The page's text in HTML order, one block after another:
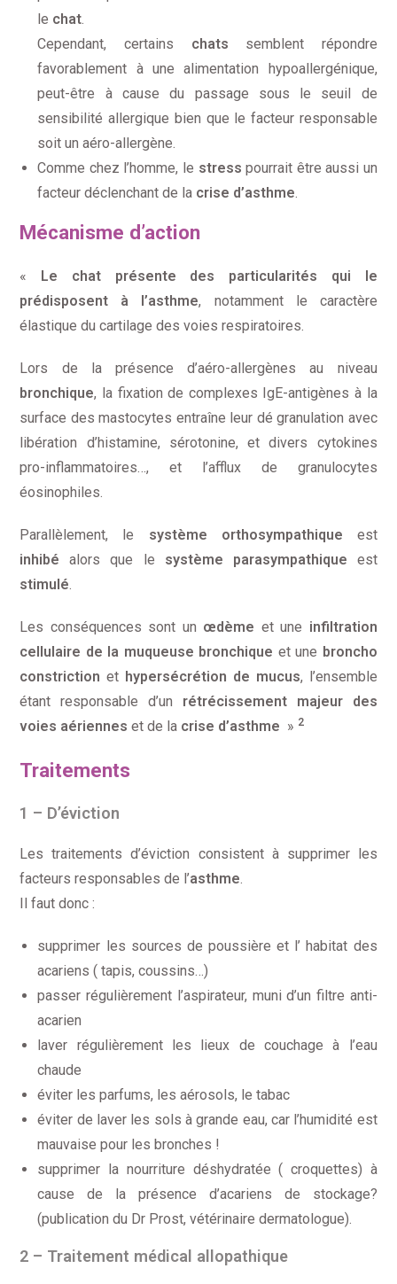
le chat.
Cependant, certains chats semblent répondre
favorablement à une alimentation hypoallergénique,
peut-être à cause du passage sous le seuil de
sensibilité allergique bien que le facteur responsable
soit un aéro-allergène.
Comme chez l’homme, le stress pourrait être aussi un
facteur déclenchant de la crise d’asthme.
Mécanisme d’action
« Le chat présente des particularités qui le
prédisposent à l’asthme, notamment le caractère
élastique du cartilage des voies respiratoires.
Lors de la présence d’aéro-allergènes au niveau
bronchique, la fixation de complexes IgE-antigènes à la
surface des mastocytes entraîne leur dé granulation avec
libération d’histamine, sérotonine, et divers cytokines
pro-inflammatoires…, et l’afflux de granulocytes
éosinophiles.
Parallèlement, le système orthosympathique est
inhibé alors que le système parasympathique est
stimulé.
Les conséquences sont un œdème et une infiltration
cellulaire de la muqueuse bronchique et une broncho
constriction et hypersécrétion de mucus, l’ensemble
étant responsable d’un rétrécissement majeur des
voies aériennes et de la crise d’asthme » 2
Traitements
1 – D’éviction
Les traitements d’éviction consistent à supprimer les
facteurs responsables de l’asthme.
Il faut donc :
supprimer les sources de poussière et l’ habitat des
acariens ( tapis, coussins…)
passer régulièrement l’aspirateur, muni d’un filtre anti-
acarien
laver régulièrement les lieux de couchage à l’eau
chaude
éviter les parfums, les aérosols, le tabac
éviter de laver les sols à grande eau, car l’humidité est
mauvaise pour les bronches !
supprimer la nourriture déshydratée ( croquettes) à
cause de la présence d’acariens de stockage?
(publication du Dr Prost, vétérinaire dermatologue).
2 – Traitement médical allopathique